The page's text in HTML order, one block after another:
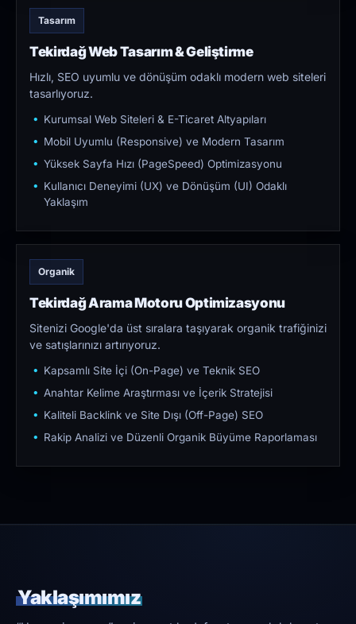
Tasarım
Tekirdağ Web Tasarım & Geliştirme
Hızlı, SEO uyumlu ve dönüşüm odaklı modern web siteleri
tasarlıyoruz.
Kurumsal Web Siteleri & E-Ticaret Altyapıları
Mobil Uyumlu (Responsive) ve Modern Tasarım
Yüksek Sayfa Hızı (PageSpeed) Optimizasyonu
Kullanıcı Deneyimi (UX) ve Dönüşüm (UI) Odaklı
Yaklaşım
Organik
Tekirdağ Arama Motoru Optimizasyonu
Sitenizi Google'da üst sıralara taşıyarak organik trafiğinizi
ve satışlarınızı artırıyoruz.
Kapsamlı Site İçi (On-Page) ve Teknik SEO
Anahtar Kelime Araştırması ve İçerik Stratejisi
Kaliteli Backlink ve Site Dışı (Off-Page) SEO
Rakip Analizi ve Düzenli Organik Büyüme Raporlaması
Yaklaşımımız